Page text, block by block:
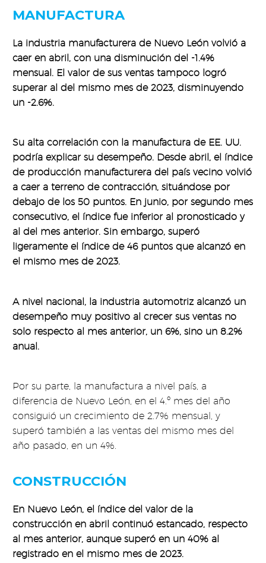
MANUFACTURA
La industria manufacturera de Nuevo León volvió a
caer en abril, con una disminución del -1.4%
mensual. El valor de sus ventas tampoco logró
superar al del mismo mes de 2023, disminuyendo
un -2.6%.
Su alta correlación con la manufactura de EE. UU.
podría explicar su desempeño. Desde abril, el índice
de producción manufacturera del país vecino volvió
a caer a terreno de contracción, situándose por
debajo de los 50 puntos. En junio, por segundo mes
consecutivo, el índice fue inferior al pronosticado y
al del mes anterior. Sin embargo, superó
ligeramente el índice de 46 puntos que alcanzó en
el mismo mes de 2023.
A nivel nacional, la industria automotriz alcanzó un
desempeño muy positivo al crecer sus ventas no
solo respecto al mes anterior, un 6%, sino un 8.2%
anual.
Por su parte, la manufactura a nivel país, a
diferencia de Nuevo León, en el 4.º mes del año
consiguió un crecimiento de 2.7% mensual, y
superó también a las ventas del mismo mes del
año pasado, en un 4%.
CONSTRUCCIÓN
En Nuevo León, el índice del valor de la
construcción en abril continuó estancado, respecto
al mes anterior, aunque superó en un 40% al
registrado en el mismo mes de 2023.